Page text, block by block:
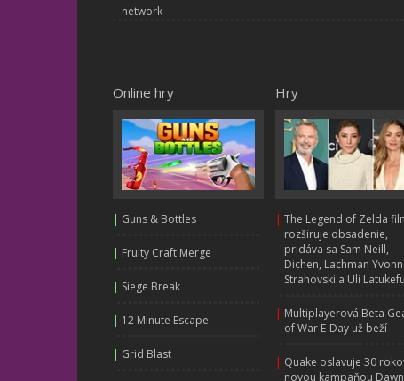
network
Online hry
| Guns & Bottles
| Fruity Craft Merge
| Siege Break
| 12 Minute Escape
| Grid Blast
Hry
| The Legend of Zelda
rozširuje obsadenie,
pridáva sa Sam Neill,
Dichen, Lachman
Strahovski a Uli Latukefu
| Multiplayerová Beta
of War E-Day už beží
| Quake oslavuje 30
novou kampaňou